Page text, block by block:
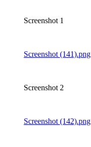
Screenshot 1
Screenshot (141).png
Screenshot 2
Screenshot (142).png